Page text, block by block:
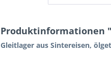
Produktinformationen
Gleitlager aus Sintereisen,